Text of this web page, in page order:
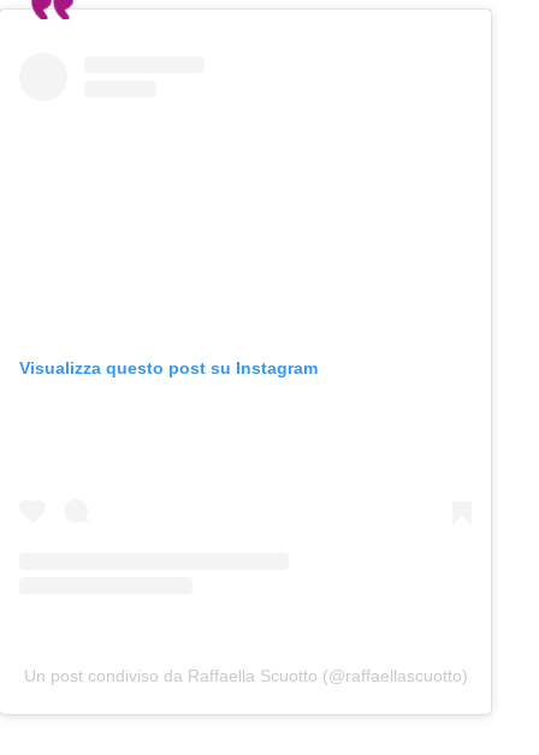
Visualizza questo post su Instagram
Un post condiviso da Raffaella Scuotto (@raffaellascuotto)